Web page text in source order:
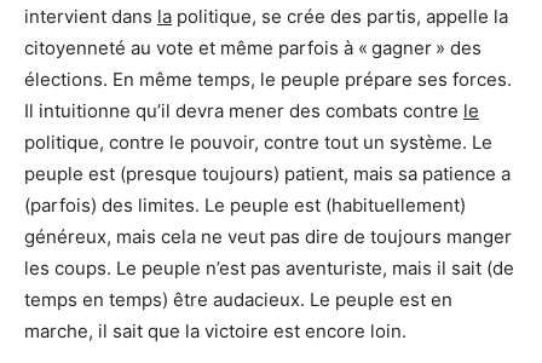
intervient dans la politique, se crée des partis, appelle la
citoyenneté au vote et même parfois à « gagner » des
élections. En même temps, le peuple prépare ses forces.
Il intuitionne qu’il devra mener des combats contre le
politique, contre le pouvoir, contre tout un système. Le
peuple est (presque toujours) patient, mais sa patience a
(parfois) des limites. Le peuple est (habituellement)
généreux, mais cela ne veut pas dire de toujours manger
les coups. Le peuple n’est pas aventuriste, mais il sait (de
temps en temps) être audacieux. Le peuple est en
marche, il sait que la victoire est encore loin.